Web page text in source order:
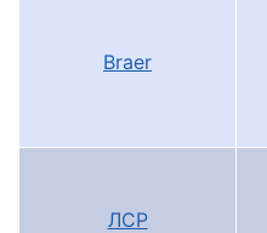
Braer
ЛСР